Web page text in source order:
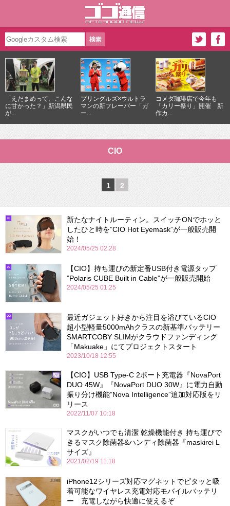
「えだまめって、こんな
に甘かった？」新潟県民
が...
プリングルズ×ウルトラ
マンの新フレーバー「ガ
ー...
コメダ珈琲店で今年も
「カリー祭り」開催 新
作カ...
CIO
1 2
新たなナイトルーティン。スイッチONでホッと
したひと時を”CIO Hot Eyemask”が一般販売開
始！
2024/05/25 02:28
【CIO】持ち運びの新定番USB付き電源タップ
”Polaris CUBE Built in Cable”が一般販売開始
2024/05/25 01:25
最近ガジェット好きから注目を浴びているCIO
超小型軽量5000mAhクラスの新基準バッテリー
SMARTCOBY SLIMがクラウドファンディング
「Makuake」にてプロジェクトスタート
2023/10/18 12:55
【CIO】USB Type-C 2ポート充電器『NovaPort
DUO 45W』『NovaPort DUO 30W』に電力自動
振り分け機能”Nova Intelligence”追加対応版をリ
リース
2022/11/07 10:18
マスクがいつでも清潔 乾燥機能付き 持ち運びで
きるマスク除菌器&ハンディ除菌器『maskirei L
サイズ』
2021/02/19 11:18
iPhone12シリーズ対応マグネットでピタッと吸
着可能なワイヤレス充電対応モバイルバッテリ
ー 充電しながら快適に使えるぞ